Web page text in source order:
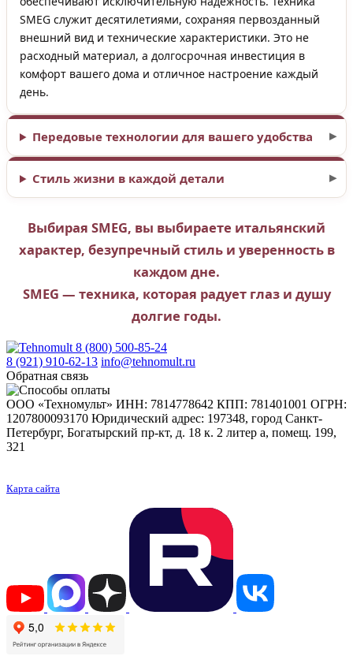
SMEG служит десятилетиями, сохраняя первозданный
внешний вид и технические характеристики. Это не
расходный материал, а долгосрочная инвестиция в
комфорт вашего дома и отличное настроение каждый
день.
Передовые технологии для вашего удобства
Стиль жизни в каждой детали
Выбирая SMEG, вы выбираете итальянский
характер, безупречный стиль и уверенность в
каждом дне.
SMEG — техника, которая радует глаз и душу
долгие годы.
8 (800) 500-85-24
8 (921) 910-62-13 info@tehnomult.ru
Обратная связь
ООО «Техномульт» ИНН: 7814778642 КПП: 781401001 ОГРН:
1207800093170 Юридический адрес: 197348, город Санкт-
Петербург, Богатырский пр-кт, д. 18 к. 2 литер а, помещ. 199,
321
Карта сайта